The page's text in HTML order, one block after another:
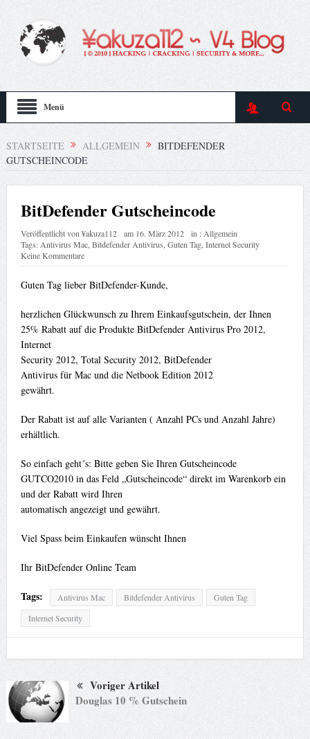
Menü
STARTSEITE ALLGEMEIN
BITDEFENDER
GUTSCHEINCODE
BitDefender Gutscheincode
Veröffentlicht von¥akuza112 am 16. März 2012 in : Allgemein
Tags: Antivirus Mac, Bitdefender Antivirus Guten Tag, Internet Security
Keine Kommentare
Guten Tag lieber BitDefender-Kunde,
herzlichen Glückwunsch zu Ihrem Einkaufsgutschein, der Ihnen
25% Rabatt auf die Produkte BitDefender Antivirus Pro 2012,
Internet
Security 2012, Total Security 2012, BitDefender
Antivirus für Mac und die Netbook Edition 2012
gewährt.
Der Rabatt ist auf alle Varianten ( Anzahl PCs und Anzahl Jahre)
erhältlich.
So einfach geht´s: Bitte geben Sie Ihren Gutscheincode
GUTCO2010 in das Feld „Gutscheincode“ direkt im Warenkorb ein
und der Rabatt wird Ihren
automatisch angezeigt und gewährt.
Viel Spass beim Einkaufen wünscht Ihnen
Ihr BitDefender Online Team
Tags: Antivirus Mac Bitdefender Antivirus
Guten Tag
Internet Security
Voriger Artikel
Douglas 10 % Gutschein